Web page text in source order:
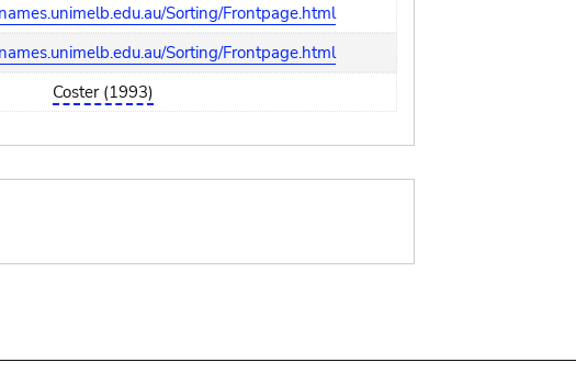
Sorting/Frontpage.html
Sorting/Frontpage.html
Coster (1993)